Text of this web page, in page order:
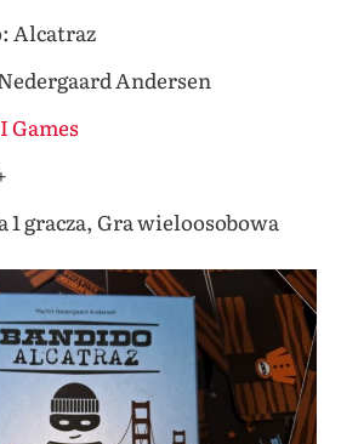
Alcatraz
Andersen
Games
1 gracza, Gra wieloosobowa